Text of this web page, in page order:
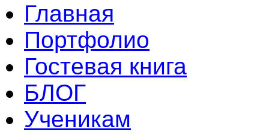
Главная
Портфолио
Гостевая книга
БЛОГ
Ученикам